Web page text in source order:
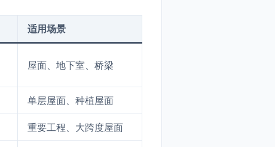
适用场景
屋面、地下室、桥梁
单层屋面、种植屋面
重要工程、大跨度屋面